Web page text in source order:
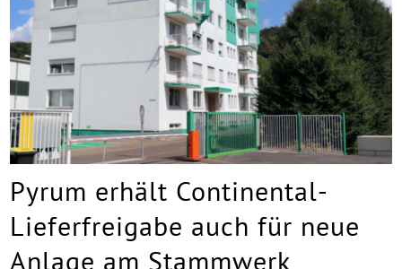
Pyrum erhält Continental-
Lieferfreigabe auch für neue
Anlage am Stammwerk